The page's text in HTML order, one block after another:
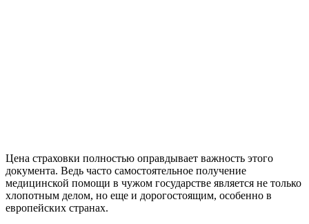
Цена страховки полностью оправдывает важность этого
документа. Ведь часто самостоятельное получение
медицинской помощи в чужом государстве является не только
хлопотным делом, но еще и дорогостоящим, особенно в
европейских странах.